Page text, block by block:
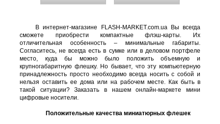
В интернет-магазине FLASH-MARKET.com.ua Вы всегда
сможете приобрести компактные флэш-карты. Их
отличительная особенность – минимальные габариты.
Согласитесь, не всегда есть в сумке или в деловом портфеле
место, куда бы можно было положить объемную и
крупногабаритную флешку. Но бывает, что эту компьютерную
принадлежность просто необходимо всегда носить с собой и
нельзя оставить ее дома или на рабочем месте. Как быть в
такой ситуации? Заказать в нашем онлайн-маркете мини
цифровые носители.
Положительные качества миниатюрных флешек